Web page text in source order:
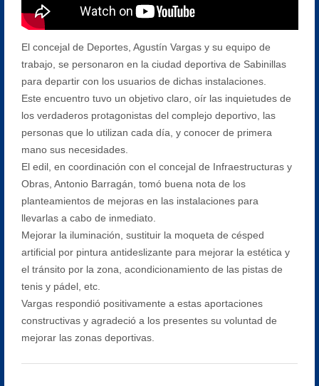
El concejal de Deportes, Agustín Vargas y su equipo de
trabajo, se personaron en la ciudad deportiva de Sabinillas
para departir con los usuarios de dichas instalaciones.
Este encuentro tuvo un objetivo claro, oír las inquietudes de
los verdaderos protagonistas del complejo deportivo, las
personas que lo utilizan cada día, y conocer de primera
mano sus necesidades.
El edil, en coordinación con el concejal de Infraestructuras y
Obras, Antonio Barragán, tomó buena nota de los
planteamientos de mejoras en las instalaciones para
llevarlas a cabo de inmediato.
Mejorar la iluminación, sustituir la moqueta de césped
artificial por pintura antideslizante para mejorar la estética y
el tránsito por la zona, acondicionamiento de las pistas de
tenis y pádel, etc.
Vargas respondió positivamente a estas aportaciones
constructivas y agradeció a los presentes su voluntad de
mejorar las zonas deportivas.